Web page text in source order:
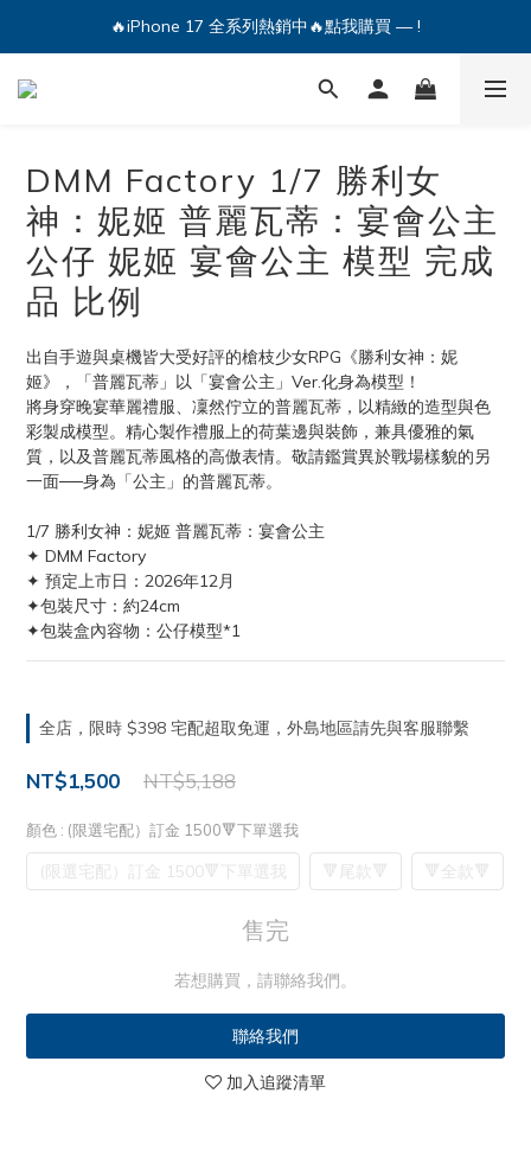
🔥iPhone 17 全系列熱銷中🔥點我購買 — !
🔥iPhone 17 全系列熱銷中🔥點我購買 — !
💕加入Q哥 Line 新好友領優惠券！🎫
DMM Factory 1/7 勝利女
神：妮姬 普麗瓦蒂：宴會公主
公仔 妮姬 宴會公主 模型 完成
品 比例
出自手遊與桌機皆大受好評的槍枝少女RPG《勝利女神：妮
姬》，「普麗瓦蒂」以「宴會公主」Ver.化身為模型！
將身穿晚宴華麗禮服、凜然佇立的普麗瓦蒂，以精緻的造型與色
彩製成模型。精心製作禮服上的荷葉邊與裝飾，兼具優雅的氣
質，以及普麗瓦蒂風格的高傲表情。敬請鑑賞異於戰場樣貌的另
一面──身為「公主」的普麗瓦蒂。
1/7 勝利女神：妮姬 普麗瓦蒂：宴會公主
✦ DMM Factory
✦ 預定上市日：2026年12月
✦包裝尺寸：約24cm
✦包裝盒內容物：公仔模型*1
全店，限時 $398 宅配超取免運，外島地區請先與客服聯繫
NT$5,188
NT$1,500
顏色 : (限選宅配）訂金 1500🔻下單選我
(限選宅配）訂金 1500🔻下單選我 🔻尾款🔻 🔻全款🔻
售完
若想購買，請聯絡我們。
聯絡我們
加入追蹤清單